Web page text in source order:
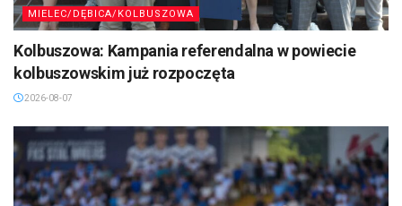
MIELEC/DĘBICA/KOLBUSZOWA
Kolbuszowa: Kampania referendalna w powiecie
kolbuszowskim już rozpoczęta
2026-08-07